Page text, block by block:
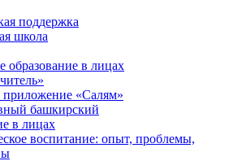
поддержка
школа
образование в лицах
«Салям»
башкирский
в лицах
воспитание: опыт, проблемы,